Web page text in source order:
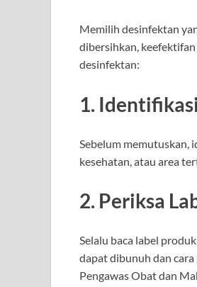
Memilih desinfektan
dibersihkan,
desinfektan:
1.
Sebelum memutuskan,
kesehatan, atau area
2. Periksa
Selalu baca label
dapat dibunuh dan
Pengawas Obat dan